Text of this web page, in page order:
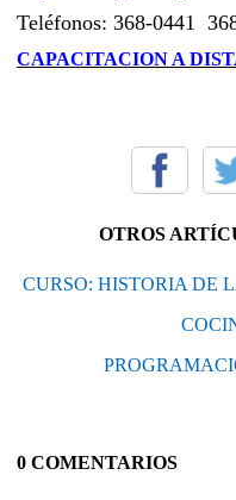
Teléfonos: 368-0441
CAPACITACION A
OTROS
CURSO: HISTORIA DE
0 COMENTARIOS